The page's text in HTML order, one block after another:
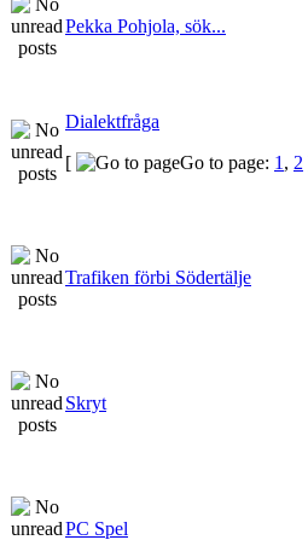
Pekka Pohjola, sök...
Dialektfråga
[
Go to page: 1 , 2
Trafiken förbi Södertälje
Skryt
PC Spel